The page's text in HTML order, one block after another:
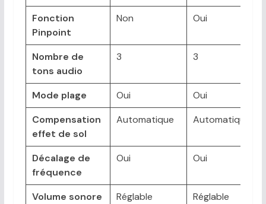
Fonction
Pinpoint
Non Oui
Nombre de
tons audio
3 3
Mode plage Oui
Oui
Compensation
effet de sol
Automatique Automatique
Décalage de
fréquence
Oui Oui
Volume sonore Réglable
Réglable